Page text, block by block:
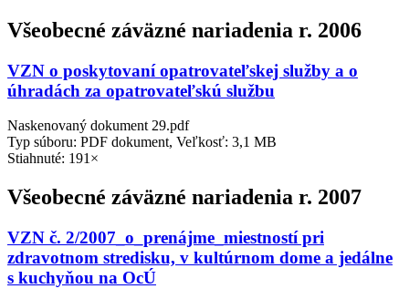
Všeobecné záväzné nariadenia r. 2006
VZN o poskytovaní opatrovateľskej služby a o
úhradách za opatrovateľskú službu
Naskenovaný dokument 29.pdf
Typ súboru: PDF dokument, Veľkosť: 3,1 MB
Stiahnuté: 191×
Všeobecné záväzné nariadenia r. 2007
VZN č. 2/2007_o_prenájme_miestností pri
zdravotnom stredisku, v kultúrnom dome a jedálne
s kuchyňou na OcÚ